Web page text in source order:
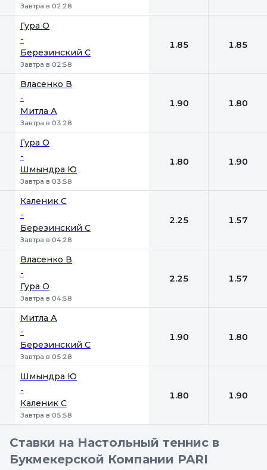
Завтра в 02:28
Гура О
-
Березинский С
Завтра в 02:58
1.85 1.85
Власенко В
-
Митла А
Завтра в 03:28
1.90 1.80
Гура О
-
Шмындра Ю
Завтра в 03:58
1.80 1.90
Каленик С
-
Березинский С
Завтра в 04:28
2.25 1.57
Власенко В
-
Гура О
Завтра в 04:58
2.25 1.57
Митла А
-
Березинский С
Завтра в 05:28
1.90 1.80
Шмындра Ю
-
Каленик С
Завтра в 05:58
1.80 1.90
Ставки на Настольный теннис в
Букмекерской Компании PARI